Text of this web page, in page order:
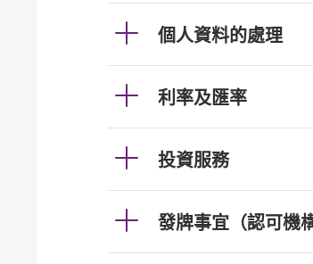
個人資料的處理
利率及匯率
投資服務
發牌事宜（認可機